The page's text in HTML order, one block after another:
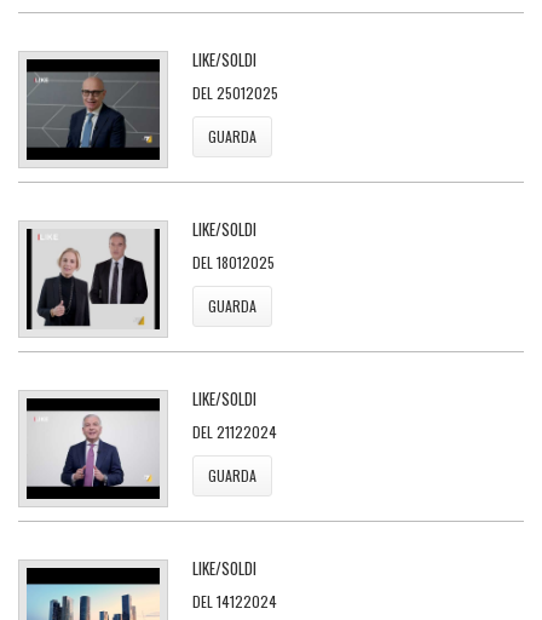
LIKE/SOLDI
DEL 25012025
GUARDA
LIKE/SOLDI
DEL 18012025
GUARDA
LIKE/SOLDI
DEL 21122024
GUARDA
LIKE/SOLDI
DEL 14122024